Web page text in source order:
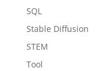
SQL
Stable Diffusion
STEM
Tool